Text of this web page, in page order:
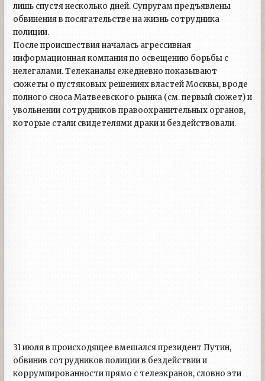
лишь спустя несколько дней. Супругам предъявлены
обвинения в посягательстве на жизнь сотрудника
полиции.
После происшествия началась агрессивная
информационная компания по освещению борьбы с
нелегалами. Телеканалы ежедневно показывают
сюжеты о пустяковых решениях властей Москвы, вроде
полного сноса Матвеевского рынка (см. первый сюжет) и
увольнении сотрудников правоохранительных органов,
которые стали свидетелями драки и бездействовали.
31 июля в происходящее вмешался президент Путин,
обвинив сотрудников полиции в бездействии и
коррумпированности прямо с телеэкранов, словно эти